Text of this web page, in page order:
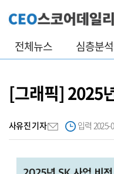
전체뉴스 심층분석
[그래픽] 2025
사유진 기자 입력 2025-